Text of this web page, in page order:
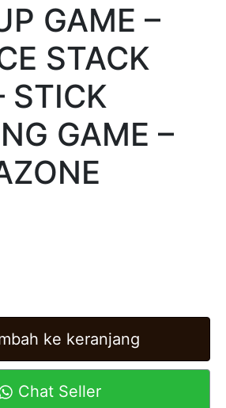
GAME –
STACK
STICK
GAME –
ke keranjang
Chat Seller